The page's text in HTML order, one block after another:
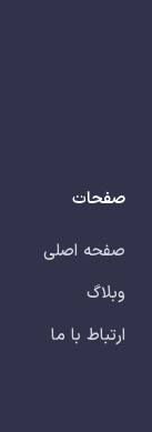
صفحات
صفحه اصلی
وبلاگ
ارتباط با ما